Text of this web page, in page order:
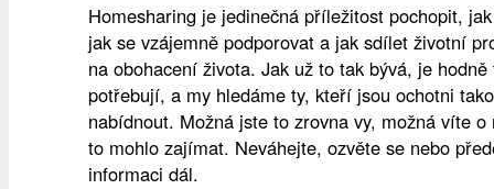
Homesharing je jedinečná příležitost pochopit,
jak se vzájemně podporovat a jak sdílet životní
na obohacení života. Jak už to tak bývá, je
potřebují, a my hledáme ty, kteří jsou ochotni
nabídnout. Možná jste to zrovna vy, možná víte o
to mohlo zajímat. Neváhejte, ozvěte se nebo
informaci dál.